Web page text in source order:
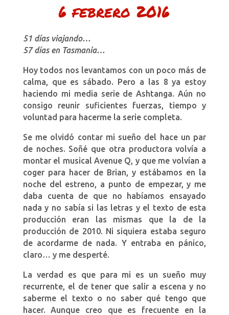
6 febrero 2016
51 días viajando…
57 días en Tasmania…
Hoy todos nos levantamos con un poco más de
calma, que es sábado. Pero a las 8 ya estoy
haciendo mi media serie de Ashtanga. Aún no
consigo reunir suficientes fuerzas, tiempo y
voluntad para hacerme la serie completa.
Se me olvidó contar mi sueño del hace un par
de noches. Soñé que otra productora volvía a
montar el musical Avenue Q, y que me volvían a
coger para hacer de Brian, y estábamos en la
noche del estreno, a punto de empezar, y me
daba cuenta de que no habíamos ensayado
nada y no sabía si las letras y el texto de esta
producción eran las mismas que la de la
producción de 2010. Ni siquiera estaba seguro
de acordarme de nada. Y entraba en pánico,
claro… y me desperté.
La verdad es que para mi es un sueño muy
recurrente, el de tener que salir a escena y no
saberme el texto o no saber qué tengo que
hacer. Aunque creo que es frecuente en la